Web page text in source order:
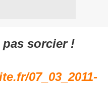
sorcier !
07_03_2011-